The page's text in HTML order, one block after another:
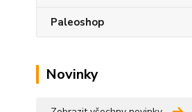
Paleoshop
Novinky